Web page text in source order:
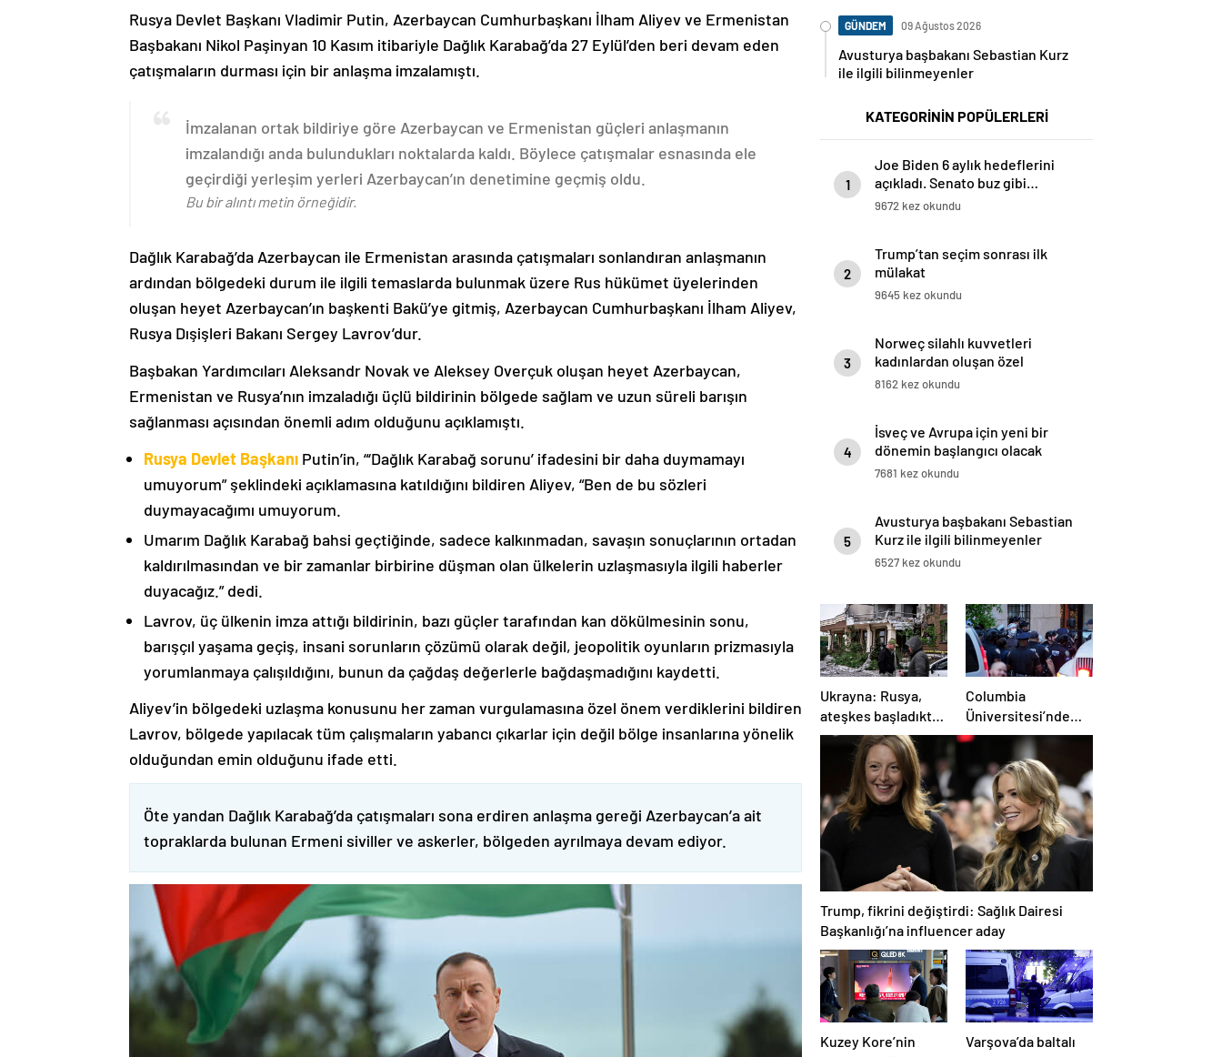
Rusya Devlet Başkanı Vladimir Putin, Azerbaycan Cumhurbaşkanı İlham Aliyev ve Ermenistan
Başbakanı Nikol Paşinyan 10 Kasım itibariyle Dağlık Karabağ’da 27 Eylül’den beri devam eden
çatışmaların durması için bir anlaşma imzalamıştı.
İmzalanan ortak bildiriye göre Azerbaycan ve Ermenistan güçleri anlaşmanın
imzalandığı anda bulundukları noktalarda kaldı. Böylece çatışmalar esnasında ele
geçirdiği yerleşim yerleri Azerbaycan’ın denetimine geçmiş oldu.
Bu bir alıntı metin örneğidir.
Dağlık Karabağ’da Azerbaycan ile Ermenistan arasında çatışmaları sonlandıran anlaşmanın
ardından bölgedeki durum ile ilgili temaslarda bulunmak üzere Rus hükümet üyelerinden
oluşan heyet Azerbaycan’ın başkenti Bakü’ye gitmiş, Azerbaycan Cumhurbaşkanı İlham Aliyev,
Rusya Dışişleri Bakanı Sergey Lavrov’dur.
Başbakan Yardımcıları Aleksandr Novak ve Aleksey Overçuk oluşan heyet Azerbaycan,
Ermenistan ve Rusya’nın imzaladığı üçlü bildirinin bölgede sağlam ve uzun süreli barışın
sağlanması açısından önemli adım olduğunu açıklamıştı.
Rusya Devlet Başkanı Putin’in, “‘Dağlık Karabağ sorunu’ ifadesini bir daha duymamayı
umuyorum” şeklindeki açıklamasına katıldığını bildiren Aliyev, “Ben de bu sözleri
duymayacağımı umuyorum.
Umarım Dağlık Karabağ bahsi geçtiğinde, sadece kalkınmadan, savaşın sonuçlarının ortadan
kaldırılmasından ve bir zamanlar birbirine düşman olan ülkelerin uzlaşmasıyla ilgili haberler
duyacağız.” dedi.
Lavrov, üç ülkenin imza attığı bildirinin, bazı güçler tarafından kan dökülmesinin sonu,
barışçıl yaşama geçiş, insani sorunların çözümü olarak değil, jeopolitik oyunların prizmasıyla
yorumlanmaya çalışıldığını, bunun da çağdaş değerlerle bağdaşmadığını kaydetti.
Aliyev’in bölgedeki uzlaşma konusunu her zaman vurgulamasına özel önem verdiklerini bildiren
Lavrov, bölgede yapılacak tüm çalışmaların yabancı çıkarlar için değil bölge insanlarına yönelik
olduğundan emin olduğunu ifade etti.
Öte yandan Dağlık Karabağ’da çatışmaları sona erdiren anlaşma gereği Azerbaycan’a ait
topraklarda bulunan Ermeni siviller ve askerler, bölgeden ayrılmaya devam ediyor.
GÜNDEM 09 Ağustos 2026
Avusturya başbakanı Sebastian Kurz
ile ilgili bilinmeyenler
KATEGORİNİN POPÜLERLERİ
1
Joe Biden 6 aylık hedeflerini
açıkladı. Senato buz gibi…
9672 kez okundu
2
Trump’tan seçim sonrası ilk
mülakat
9645 kez okundu
3
Norweç silahlı kuvvetleri
kadınlardan oluşan özel
kuvvetler eğitimlerini başlattı.
8162 kez okundu
4
İsveç ve Avrupa için yeni bir
dönemin başlangıcı olacak
kararlar.
7681 kez okundu
5
Avusturya başbakanı Sebastian
Kurz ile ilgili bilinmeyenler
6527 kez okundu
Ukrayna: Rusya,
ateşkes başladıktan
sonra da
saldırılarını
sürdürdü
Columbia
Üniversitesi’nde
Filistin’e destek
eylemi: En az 70
gözaltı
Trump, fikrini değiştirdi: Sağlık Dairesi
Başkanlığı’na influencer aday
Kuzey Kore’nin
Varşova’da baltalı